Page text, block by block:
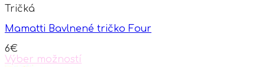
Tričká
Mamatti Bavlnené tričko Four
6€
Výber možností